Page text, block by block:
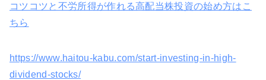
コツコツと不労所得が作れる高配当株投資の始め方はこ
ちら
https://www.haitou-kabu.com/start-investing-in-high-
dividend-stocks/